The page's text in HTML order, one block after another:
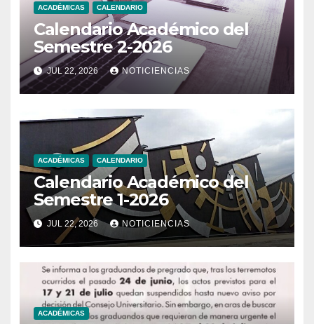
ACADÉMICAS CALENDARIO
Calendario Académico del
Semestre 2-2026
JUL 22, 2026 NOTICIENCIAS
ACADÉMICAS CALENDARIO
Calendario Académico del
Semestre 1-2026
JUL 22, 2026 NOTICIENCIAS
ACADÉMICAS